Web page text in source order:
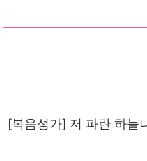
[복음성가] 저 파란 하늘